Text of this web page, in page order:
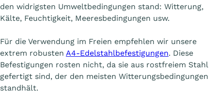
den widrigsten Umweltbedingungen stand: Witterung,
Kälte, Feuchtigkeit, Meeresbedingungen usw.
Für die Verwendung im Freien empfehlen wir unsere
extrem robusten A4-Edelstahlbefestigungen. Diese
Befestigungen rosten nicht, da sie aus rostfreiem Stahl
gefertigt sind, der den meisten Witterungsbedingungen
standhält.